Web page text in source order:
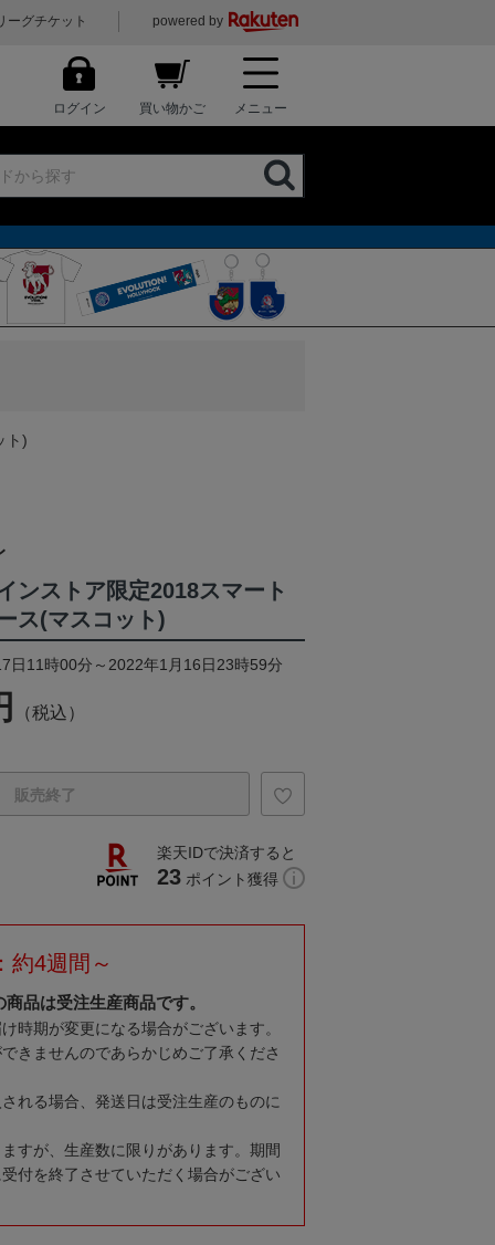
ーグチケット powered by
ログイン 買い物かご メニュー
ト)
ンストア限定2018スマート
ス(マスコット)
日11時00分～2022年1月16日23時59分
（税込）
販売終了
楽天IDで決済すると
23 ポイント獲得
約4週間～
商品は受注生産商品です。
時期が変更になる場合がございます。
きませんのであらかじめご了承くださ
れる場合、発送日は受注生産のものに
すが、生産数に限りがあります。期間
付を終了させていただく場合がござい